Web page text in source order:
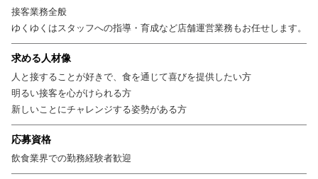
接客業務全般
ゆくゆくはスタッフへの指導・育成など店舗運営業務もお任せします。
求める人材像
人と接することが好きで、食を通じて喜びを提供したい方
明るい接客を心がけられる方
新しいことにチャレンジする姿勢がある方
応募資格
飲食業界での勤務経験者歓迎